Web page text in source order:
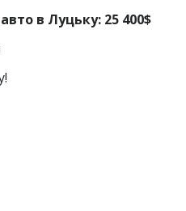
в Луцьку: 25 400$